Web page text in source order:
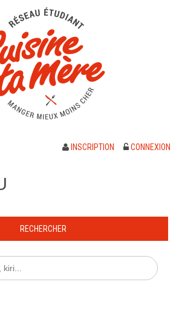
INSCRIPTION CONNEXION